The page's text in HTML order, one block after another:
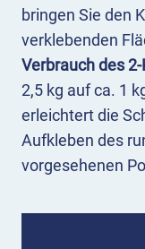
bringen Sie den
verklebenden
Verbrauch des
2,5 kg auf ca. 1
erleichtert die
Aufkleben des
vorgesehenen
Die gefräste